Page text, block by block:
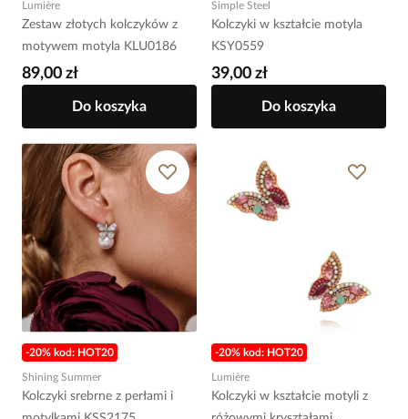
Lumière
Zestaw złotych kolczyków z
motywem motyla KLU0186
89,00 zł
Do koszyka
Simple Steel
Kolczyki w kształcie motyla
KSY0559
39,00 zł
Do koszyka
-20% kod: HOT20
Shining Summer
Kolczyki srebrne z perłami i
-20% kod: HOT20
Lumière
Kolczyki w kształcie motyli z